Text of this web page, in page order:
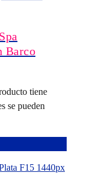
Barco
tiene
se pueden